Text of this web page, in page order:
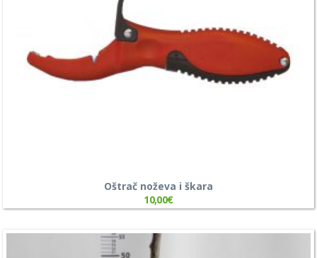
Oštrač noževa i škara
10,00€